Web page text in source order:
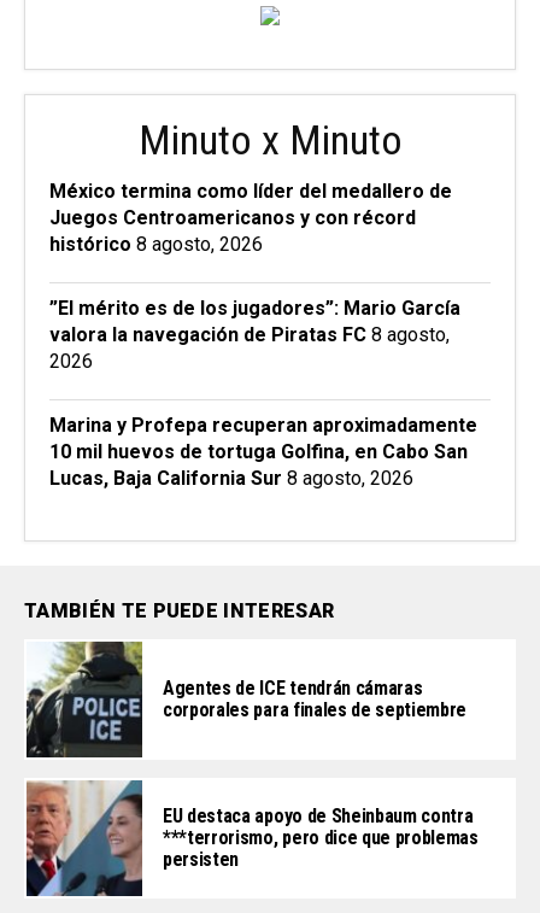
Minuto x Minuto
México termina como líder del medallero de
Juegos Centroamericanos y con récord
histórico 8 agosto, 2026
”El mérito es de los jugadores”: Mario García
valora la navegación de Piratas FC 8 agosto,
2026
Marina y Profepa recuperan aproximadamente
10 mil huevos de tortuga Golfina, en Cabo San
Lucas, Baja California Sur 8 agosto, 2026
TAMBIÉN TE PUEDE INTERESAR
Agentes de ICE tendrán cámaras
corporales para finales de septiembre
EU destaca apoyo de Sheinbaum contra
***terrorismo, pero dice que problemas
persisten